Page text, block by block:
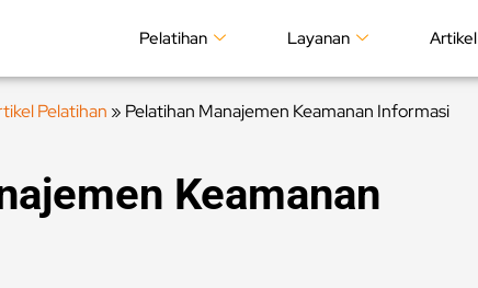
Pelatihan Layanan Artikel
Pelatihan » Pelatihan Manajemen Keamanan Informasi
Keamanan